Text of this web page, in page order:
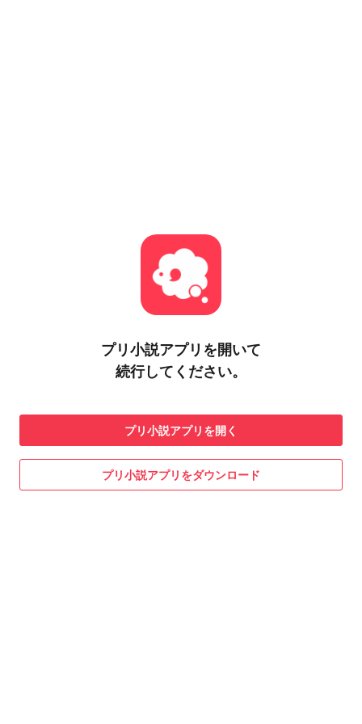
プリ小説アプリを開いて
続行してください。
プリ小説アプリを開く
プリ小説アプリをダウンロード